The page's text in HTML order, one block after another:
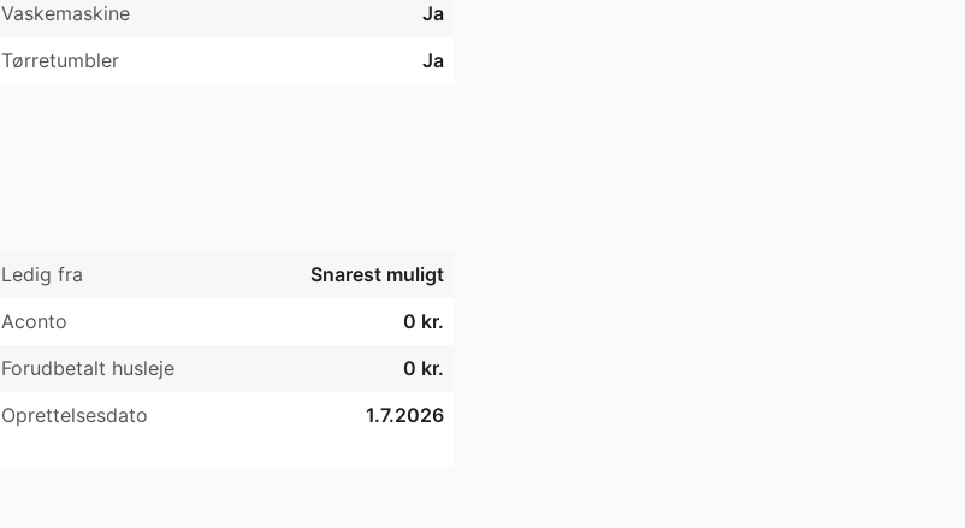
Vaskemaskine
Ja
Tørretumbler
Ja
Ledig fra
Snarest muligt
Aconto
0 kr.
Forudbetalt husleje
0 kr.
Oprettelsesdato 1.7.2026